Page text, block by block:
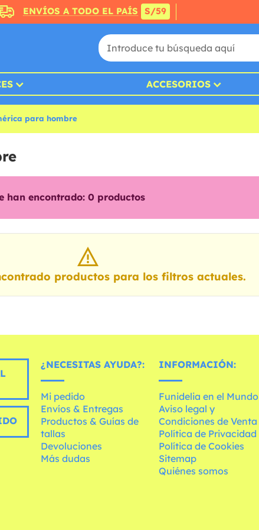
ENVÍOS A TODO EL PAÍS S/59
ACCESORIOS
para hombre
han encontrado: 0 productos
productos para los filtros actuales.
¿NECESITAS AYUDA?:
Mi pedido
Envíos & Entregas
Productos & Guías de
tallas
Devoluciones
Más dudas
INFORMACIÓN:
Funidelia en el Mundo
Aviso legal y
Condiciones de Venta
Política de Privacidad
Política de Cookies
Sitemap
Quiénes somos